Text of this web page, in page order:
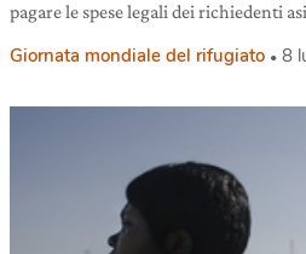
pagare le spese legali dei richiedenti
Giornata mondiale del rifugiato 8